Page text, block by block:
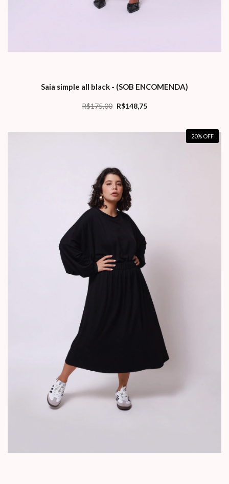
Saia simple all black - (SOB ENCOMENDA)
R$175,00 R$148,75
20% OFF